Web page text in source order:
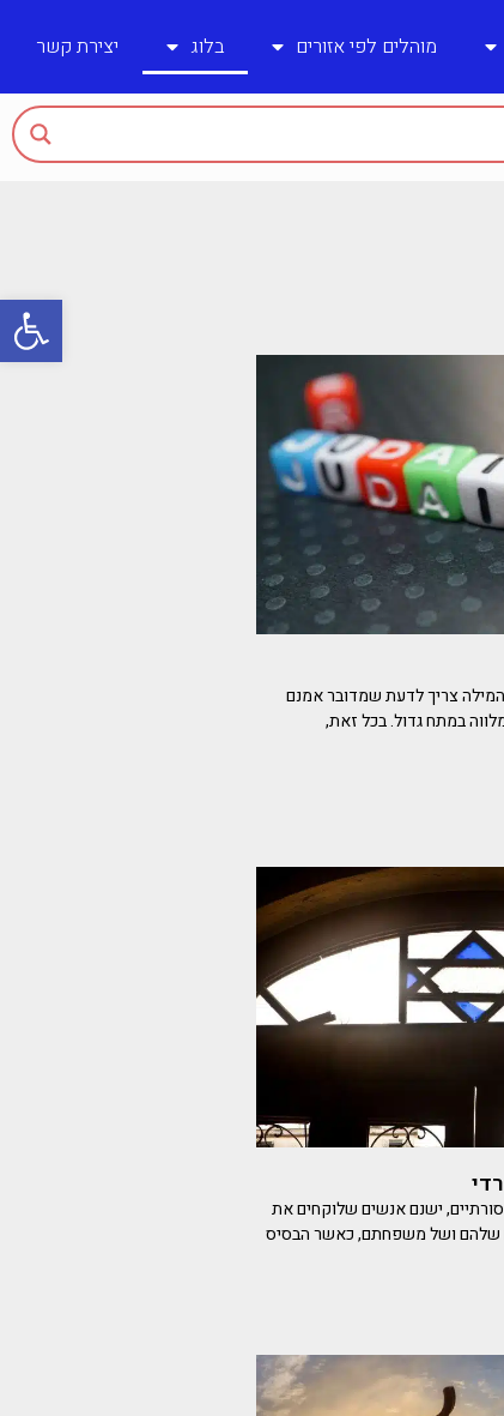
מוהלים לפי אזורים בלוג יצירת קשר
צריך לדעת שמדובר אמנם
במתח גדול. בכל זאת,
ישנם אנשים שלוקחים את
שלהם ושל משפחתם, כאשר הבסיס